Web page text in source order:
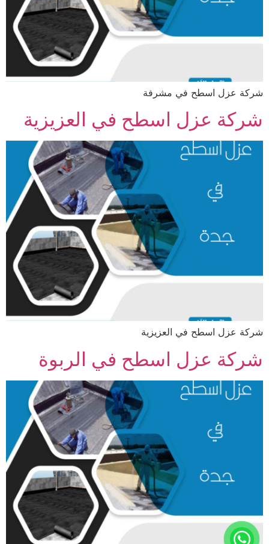
شركة عزل اسطح في مشرفة
شركة عزل اسطح في العزيزية
شركة عزل اسطح في العزيزية
شركة عزل اسطح في الربوة